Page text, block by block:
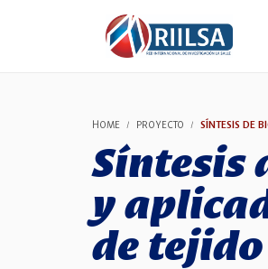
HOME PROYECTO SÍNTESIS DE
Síntesis
y
de